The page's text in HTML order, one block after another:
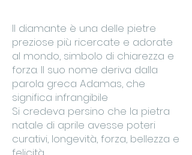
Il diamante è una delle pietre
preziose più ricercate e adorate
al mondo, simbolo di chiarezza e
forza. Il suo nome deriva dalla
parola greca Adamas, che
significa infrangibile
Si credeva persino che la pietra
natale di aprile avesse poteri
curativi, longevità, forza, bellezza e